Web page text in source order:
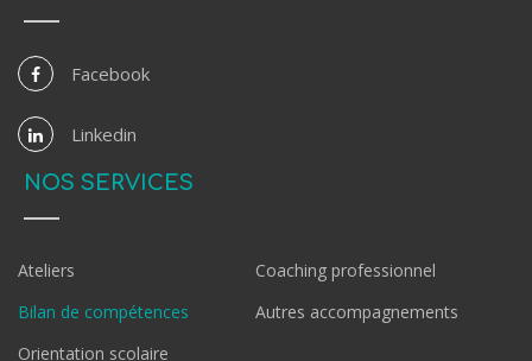
Facebook
Linkedin
NOS SERVICES
Ateliers
Coaching professionnel
Bilan de compétences
Autres accompagnements
Orientation scolaire